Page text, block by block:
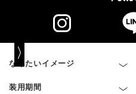
なりたいイメージ
装用期間